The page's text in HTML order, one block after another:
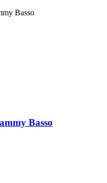
Basso
Basso